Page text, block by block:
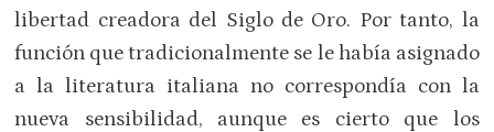
libertad creadora del Siglo de Oro. Por tanto, la
función que tradicionalmente se le había asignado
a la literatura italiana no correspondía con la
nueva sensibilidad, aunque es cierto que los